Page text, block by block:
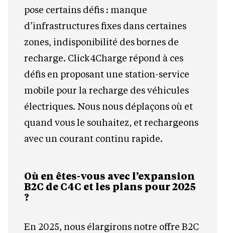
pose certains défis : manque
d’infrastructures fixes dans certaines
zones, indisponibilité des bornes de
recharge. Click4Charge répond à ces
défis en proposant une station-service
mobile pour la recharge des véhicules
électriques. Nous nous déplaçons où et
quand vous le souhaitez, et rechargeons
avec un courant continu rapide.
Où en êtes-vous avec l’expansion
B2C de C4C et les plans pour 2025
?
En 2025, nous élargirons notre offre B2C